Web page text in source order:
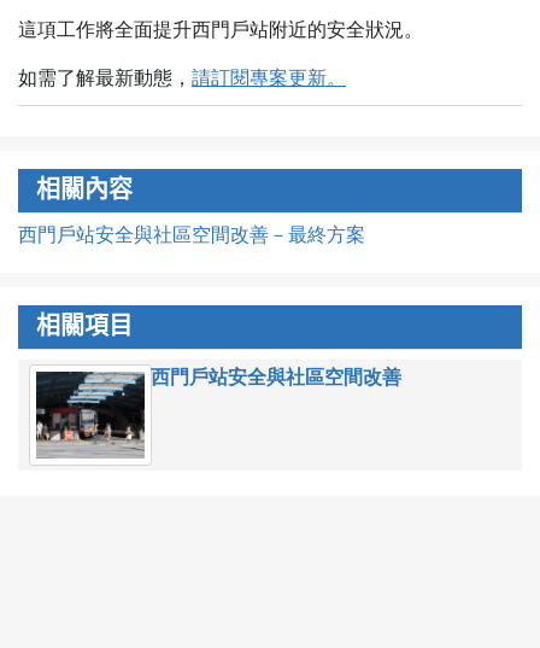
這項工作將全面提升西門戶站附近的安全狀況。
如需了解最新動態， 請訂閱專案更新。
相關內容
西門戶站安全與社區空間改善－最終方案
相關項目
西門戶站安全與社區空間改善